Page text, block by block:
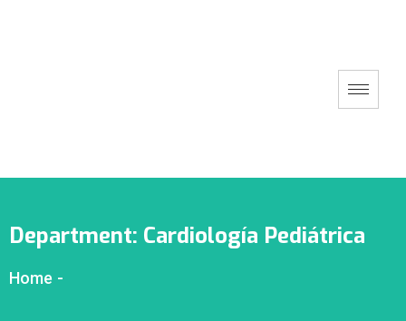
Department: Cardiología Pediátrica
Home -